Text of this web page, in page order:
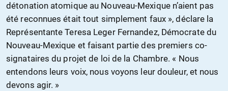
détonation atomique au Nouveau-Mexique n’aient pas
été reconnues était tout simplement faux », déclare la
Représentante Teresa Leger Fernandez, Démocrate du
Nouveau-Mexique et faisant partie des premiers co-
signataires du projet de loi de la Chambre. « Nous
entendons leurs voix, nous voyons leur douleur, et nous
devons agir. »